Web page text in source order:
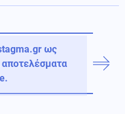
ως